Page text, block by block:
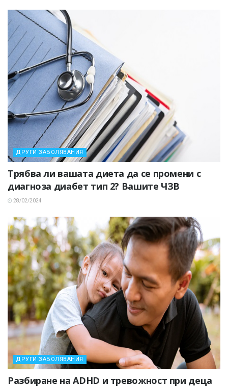
ДРУГИ ЗАБОЛЯВАНИЯ
Трябва ли вашата диета да се промени с
диагноза диабет тип 2? Вашите ЧЗВ
28/02/2024
ДРУГИ ЗАБОЛЯВАНИЯ
Разбиране на ADHD и тревожност при деца